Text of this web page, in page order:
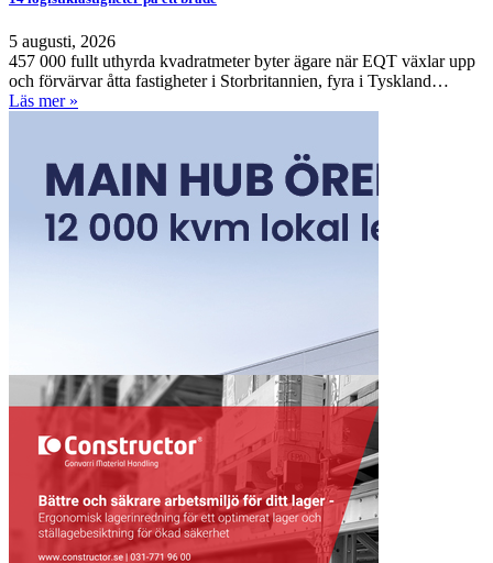
5 augusti, 2026
457 000 fullt uthyrda kvadratmeter byter ägare när EQT växlar upp
och förvärvar åtta fastigheter i Storbritannien, fyra i Tyskland…
Läs mer »